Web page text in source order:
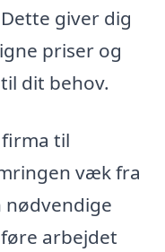
giver dig
priser og
dit behov.
til
væk fra
nødvendige
arbejdet